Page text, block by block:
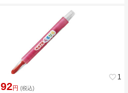
favorite_border 1
92円 (税込)